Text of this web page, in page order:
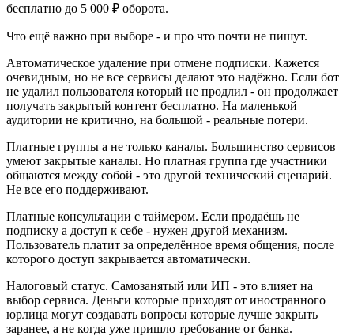
бесплатно до 5 000 ₽ оборота.
Что ещё важно при выборе - и про что почти не пишут.
Автоматическое удаление при отмене подписки. Кажется
очевидным, но не все сервисы делают это надёжно. Если бот
не удалил пользователя который не продлил - он продолжает
получать закрытый контент бесплатно. На маленькой
аудитории не критично, на большой - реальные потери.
Платные группы а не только каналы. Большинство сервисов
умеют закрытые каналы. Но платная группа где участники
общаются между собой - это другой технический сценарий.
Не все его поддерживают.
Платные консультации с таймером. Если продаёшь не
подписку а доступ к себе - нужен другой механизм.
Пользователь платит за определённое время общения, после
которого доступ закрывается автоматически.
Налоговый статус. Самозанятый или ИП - это влияет на
выбор сервиса. Деньги которые приходят от иностранного
юрлица могут создавать вопросы которые лучше закрыть
заранее, а не когда уже пришло требование от банка.